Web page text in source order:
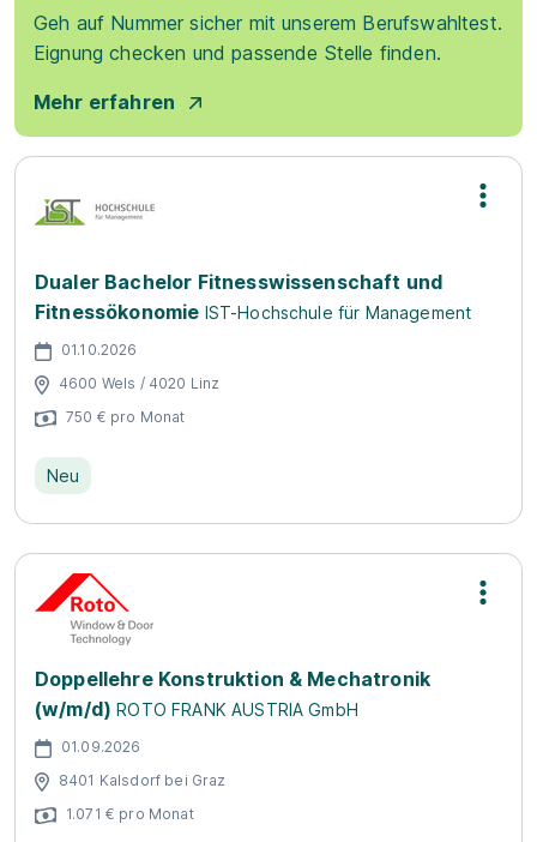
Geh auf Nummer sicher mit unserem Berufswahltest.
Eignung checken und passende Stelle finden.
Mehr erfahren
Dualer Bachelor Fitnesswissenschaft und
Fitnessökonomie IST-Hochschule für Management
01.10.2026
4600 Wels / 4020 Linz
750 € pro Monat
Neu
Doppellehre Konstruktion & Mechatronik
(w/m/d) ROTO FRANK AUSTRIA GmbH
01.09.2026
8401 Kalsdorf bei Graz
1.071 € pro Monat